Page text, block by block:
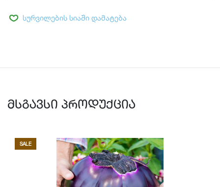
სურვილების სიაში დამატება
მსგავსი პროდუქცია
SALE